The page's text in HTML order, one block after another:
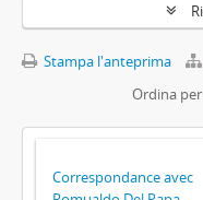
Stampa l'anteprima
Ordina
Correspondance avec